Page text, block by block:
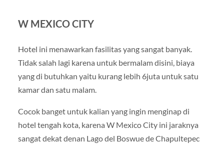
W MEXICO CITY
Hotel ini menawarkan fasilitas yang sangat banyak.
Tidak salah lagi karena untuk bermalam disini, biaya
yang di butuhkan yaitu kurang lebih 6juta untuk satu
kamar dan satu malam.
Cocok banget untuk kalian yang ingin menginap di
hotel tengah kota, karena W Mexico City ini jaraknya
sangat dekat denan Lago del Boswue de Chapultepec